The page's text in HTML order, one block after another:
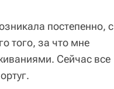
постепенно, с
того, за что мне
Сейчас все